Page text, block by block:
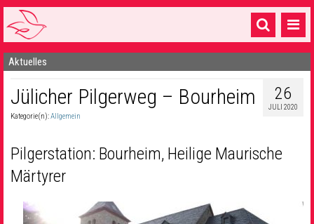
Startseite
1 Pfarrei
16 Gemeinden & mehr
Gottesdienste & Sinnsuche
Sakramente & Feste
Gemeinschaft & Soziales
Aktuelles
26
JULI 2020
Jülicher Pilgerweg – Bourheim
Kategorie(n):Allgemein
Pilgerstation: Bourheim, Heilige Maurische
Märtyrer